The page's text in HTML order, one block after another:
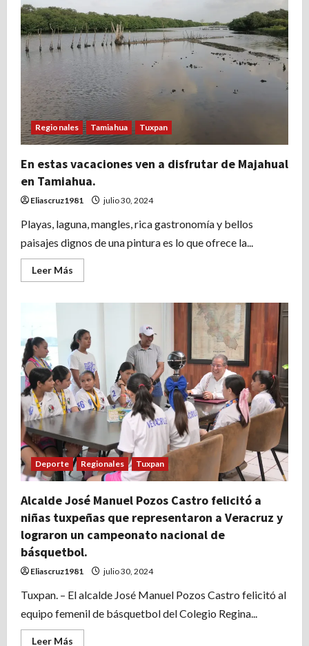
comunidad
de
Majahual,
habitantes
piden
espacio
digno
para
exhibirlas
al
publico.
Regionales Tamiahua Tuxpan
En estas vacaciones ven a disfrutar de Majahual
en Tamiahua.
Eliascruz1981 julio 30, 2024
Playas, laguna, mangles, rica gastronomía y bellos
paisajes dignos de una pintura es lo que ofrece la...
Leer Más
más
vacaciones
ven
a
disfrutar
de
Majahual
en
Tamiahua.
Deporte Regionales Tuxpan
Alcalde José Manuel Pozos Castro felicitó a
niñas tuxpeñas que representaron a Veracruz y
lograron un campeonato nacional de
básquetbol.
Eliascruz1981 julio 30, 2024
Tuxpan. – El alcalde José Manuel Pozos Castro felicitó al
equipo femenil de básquetbol del Colegio Regina...
Leer Más